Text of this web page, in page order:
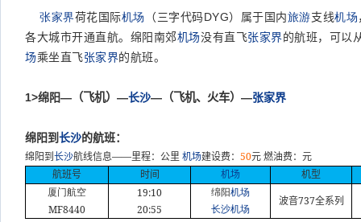
张家界荷花国际机场 （三字代码DYG）属于国内旅游支线机场
各大城市开通直航。绵阳南郊机场没有直飞张家界的航班，可以
场乘坐直飞张家界的航班。
1>绵阳— （飞机） —长沙— （飞机、火车） —张家界
绵阳到长沙的航班：
绵阳到 长沙航线信息——里程：公里 机场建设费： 50元 燃油费：元
航班号
时间 机场
机型
厦门航空
MF8440
19:10
20:55
绵阳机场
长沙机场
波音737全系列